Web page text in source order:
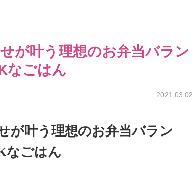
が叶う理想のお弁当バラン
なごはん
2021.03.02
が叶う理想のお弁当バラン
なごはん